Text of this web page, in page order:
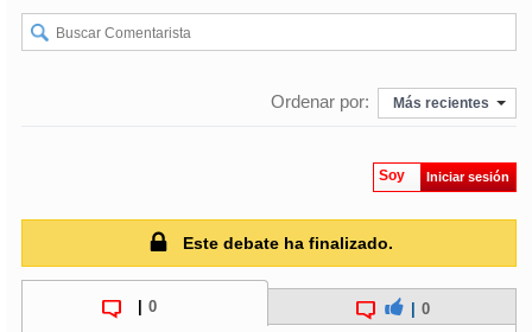
Ordenar por: Más recientes
Soy Iniciar sesión
Este debate ha finalizado.
0 0